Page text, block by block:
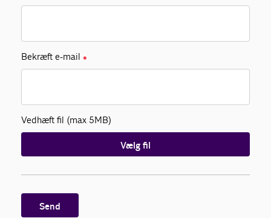
Bekræft e-mail ✱
Vedhæft fil (max 5MB)
Vælg fil
Send